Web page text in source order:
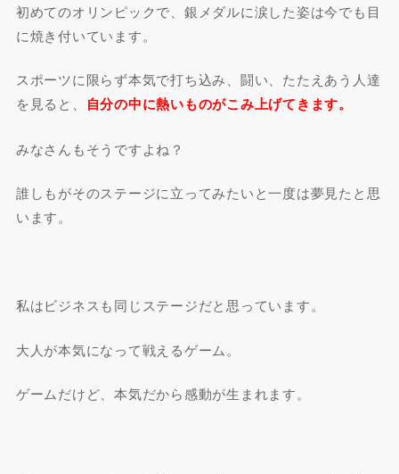
初めてのオリンピックで、銀メダルに涙した姿は今でも目
に焼き付いています。
スポーツに限らず本気で打ち込み、闘い、たたえあう人達
を見ると、
自分の中に熱いものがこみ上げてきます。
みなさんもそうですよね？
誰しもがそのステージに立ってみたいと一度は夢見たと思
います。
私はビジネスも同じステージだと思っています。
大人が本気になって戦えるゲーム。
ゲームだけど、本気だから感動が生まれます。